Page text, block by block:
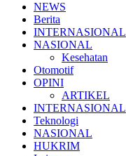
NEWS
Berita
INTERNASIONAL
NASIONAL
Kesehatan
Otomotif
OPINI
ARTIKEL
INTERNASIONAL
Teknologi
NASIONAL
HUKRIM